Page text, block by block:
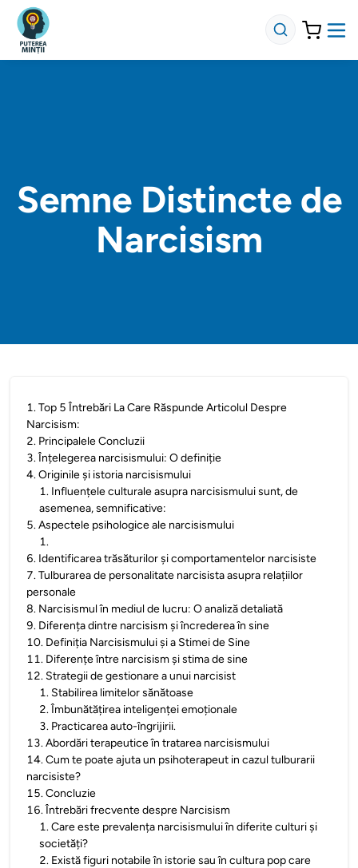
Semne Distincte de
Narcisism
1.Top 5 Întrebări La Care Răspunde Articolul Despre
Narcisism:
2. Principalele Concluzii
3.Înțelegerea narcisismului: O definiție
4.Originile și istoria narcisismului
1. Influențele culturale asupra narcisismului sunt, de
asemenea, semnificative:
5.Aspectele psihologice ale narcisismului
1.
6. Identificarea trăsăturilor și comportamentelor narcisiste
7.Tulburarea de personalitate narcisista asupra relațiilor
personale
8. Narcisismul în mediul de lucru: O analiză detaliată
9. Diferența dintre narcisism și încrederea în sine
10. Definiția Narcisismului și a Stimei de Sine
11. Diferențe între narcisism și stima de sine
12. Strategii de gestionare a unui narcisist
1. Stabilirea limitelor sănătoase
2.Îmbunătățirea inteligenței emoționale
3. Practicarea auto-îngrijirii.
13.Abordări terapeutice în tratarea narcisismului
14.Cum te poate ajuta un psihoterapeut in cazul tulburarii
narcisiste?
15.Concluzie
16.Întrebări frecvente despre Narcisism
1.Care este prevalența narcisismului în diferite culturi și
societăți?
2. Există figuri notabile în istorie sau în cultura pop care